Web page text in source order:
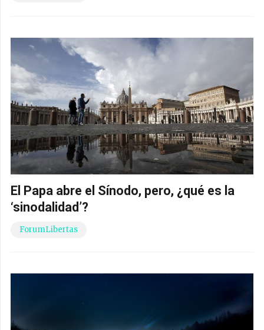
El Papa abre el Sínodo, pero, ¿qué es la
‘sinodalidad’?
ForumLibertas